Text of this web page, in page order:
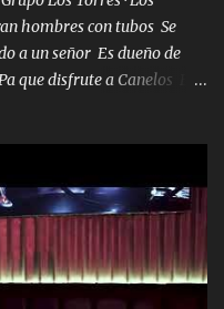
hombres con tubos Se
a un señor Es dueño de
que disfrute a Canelos Es
de grandes por eso hay
para atender los deberes
de confianza tengo gente
Pariente 7 arreglan
que ordené NOS HACE